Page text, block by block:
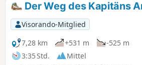
Der Weg des Kapitäns
Visorando-Mitglied
7,28 km
+531 m
-525 m
3:35 Std.
Mittel